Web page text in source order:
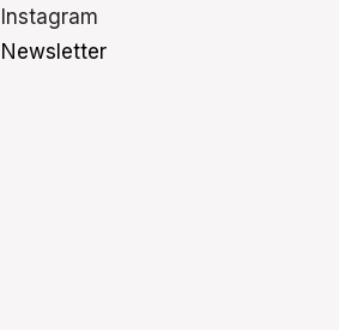
Instagram
Newsletter